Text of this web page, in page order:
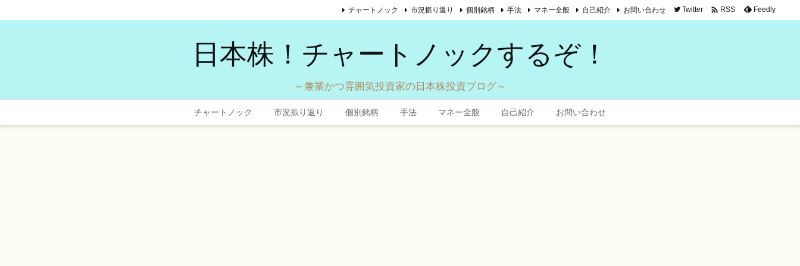
日本株！チャートノックするぞ！
～兼業かつ雰囲気投資家の日本株投資ブログ～
チャートノック 市況振り返り 個別銘柄 手法 マネー全般 自己紹介 お問い合わせ
チャートノック 市況振り返り 個別銘柄 手法 マネー全般 自己紹介 お問い合わせ Twitter  RSS Feedly